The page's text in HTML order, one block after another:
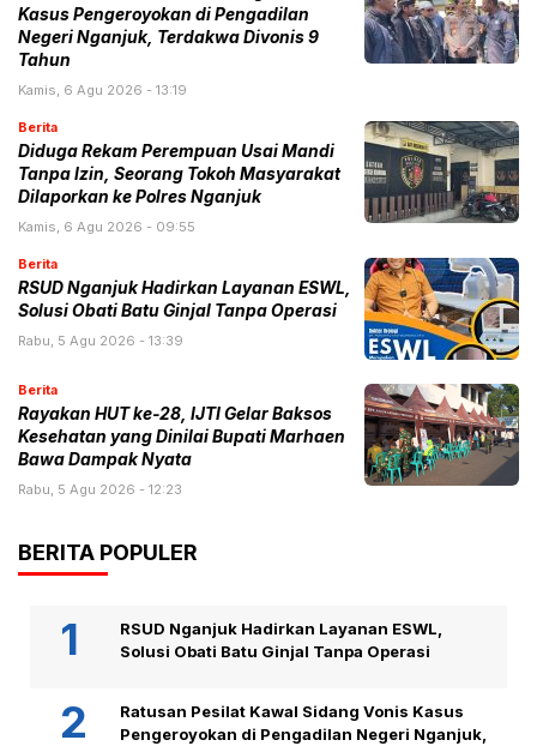
Kasus Pengeroyokan di Pengadilan
Negeri Nganjuk, Terdakwa Divonis 9
Tahun
Kamis, 6 Agu 2026 - 13:19
Berita
Diduga Rekam Perempuan Usai Mandi
Tanpa Izin, Seorang Tokoh Masyarakat
Dilaporkan ke Polres Nganjuk
Kamis, 6 Agu 2026 - 09:55
Berita
RSUD Nganjuk Hadirkan Layanan ESWL,
Solusi Obati Batu Ginjal Tanpa Operasi
Rabu, 5 Agu 2026 - 13:39
Berita
Rayakan HUT ke-28, IJTI Gelar Baksos
Kesehatan yang Dinilai Bupati Marhaen
Bawa Dampak Nyata
Rabu, 5 Agu 2026 - 12:23
BERITA POPULER
RSUD Nganjuk Hadirkan Layanan ESWL,
Solusi Obati Batu Ginjal Tanpa Operasi
Ratusan Pesilat Kawal Sidang Vonis Kasus
Pengeroyokan di Pengadilan Negeri Nganjuk,